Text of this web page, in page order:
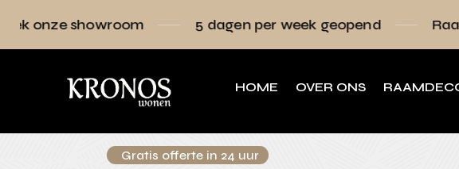
5 dagen per week geopend Raamdecoratie
HOME OVER ONS
Gratis offerte in 24 uur